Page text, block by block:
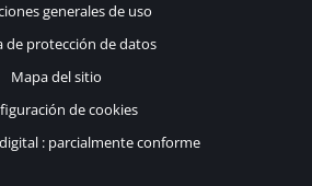
generales de uso
de protección de datos
Mapa del sitio
de cookies
: parcialmente conforme